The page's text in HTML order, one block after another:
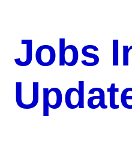
Jobs